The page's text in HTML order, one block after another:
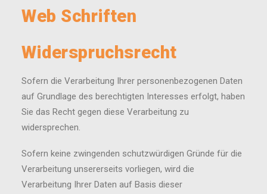
Web Schriften
Widerspruchsrecht
Sofern die Verarbeitung Ihrer personenbezogenen Daten
auf Grundlage des berechtigten Interesses erfolgt, haben
Sie das Recht gegen diese Verarbeitung zu
widersprechen.
Sofern keine zwingenden schutzwürdigen Gründe für die
Verarbeitung unsererseits vorliegen, wird die
Verarbeitung Ihrer Daten auf Basis dieser